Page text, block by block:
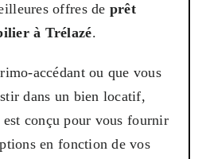
offres de prêt
à Trélazé.
accédant ou que vous
dans un bien locatif,
est conçu pour vous fournir
en fonction de vos